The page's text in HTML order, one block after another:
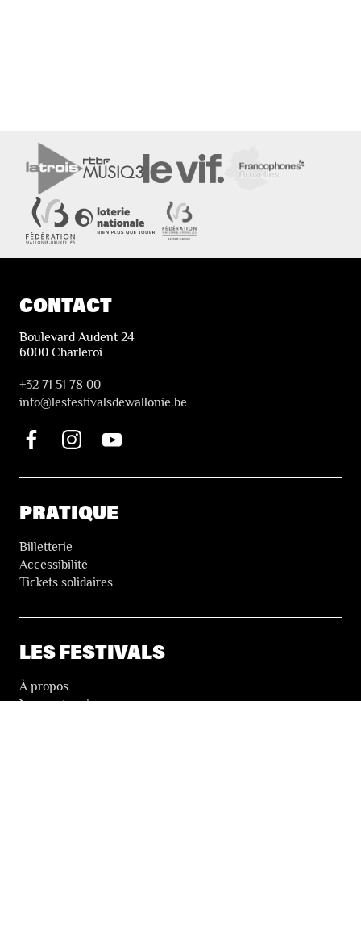
CONTACT
Boulevard Audent 24
6000 Charleroi
+32 71 51 78 00
info@lesfestivalsdewallonie.be
PRATIQUE
Billetterie
Accessibilité
Tickets solidaires
LES FESTIVALS
À propos
Nos partenaires